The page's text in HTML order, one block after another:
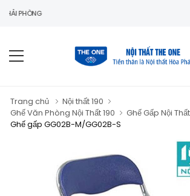
Trang chủ
Nội thất 190
Ghế Văn Phòng Nội Thất 190
Ghế Gấp Nội
Ghế gấp GG02B-M/GG02B-S